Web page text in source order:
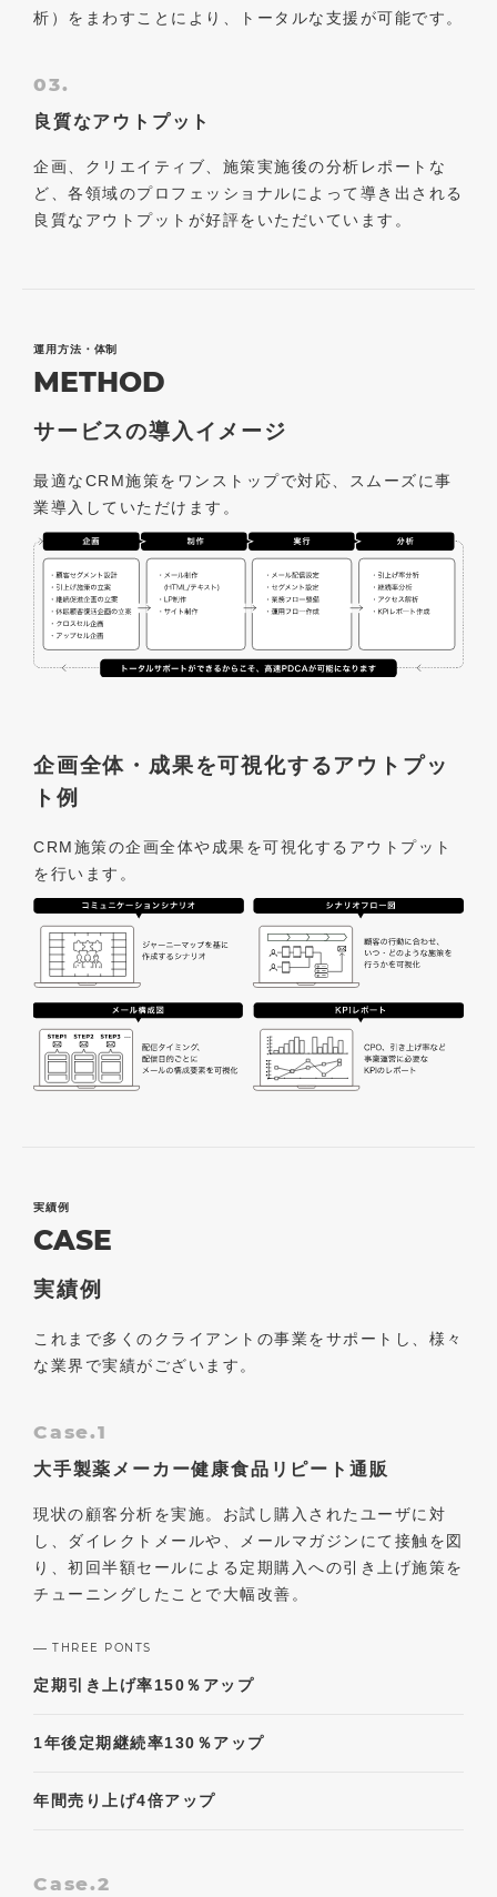
析）をまわすことにより、トータルな支援が可能です。
03.
良質なアウトプット
企画、クリエイティブ、施策実施後の分析レポートな
ど、各領域のプロフェッショナルによって導き出される
良質なアウトプットが好評をいただいています。
運用方法・体制
METHOD
サービスの導入イメージ
最適なCRM施策をワンストップで対応、スムーズに事
業導入していただけます。
企画全体・成果を可視化するアウトプッ
ト例
CRM施策の企画全体や成果を可視化するアウトプット
を行います。
実績例
CASE
実績例
これまで多くのクライアントの事業をサポートし、様々
な業界で実績がございます。
Case.1
大手製薬メーカー健康食品リピート通販
現状の顧客分析を実施。お試し購入されたユーザに対
し、ダイレクトメールや、メールマガジンにて接触を図
り、初回半額セールによる定期購入への引き上げ施策を
チューニングしたことで大幅改善。
THREE PONTS
定期引き上げ率150％アップ
1年後定期継続率130％アップ
年間売り上げ4倍アップ
Case.2